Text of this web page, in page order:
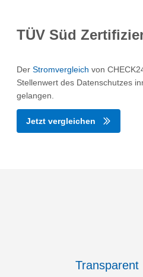
TÜV Süd
Der Stromvergleich von
Stellenwert des Datenschutzes
gelangen.
Jetzt vergleichen
Transparent